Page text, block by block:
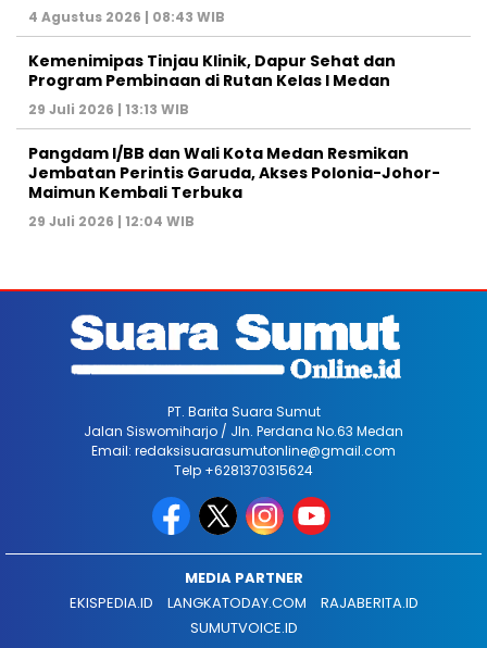
4 Agustus 2026 | 08:43 WIB
Kemenimipas Tinjau Klinik, Dapur Sehat dan
Program Pembinaan di Rutan Kelas I Medan
29 Juli 2026 | 13:13 WIB
Pangdam I/BB dan Wali Kota Medan Resmikan
Jembatan Perintis Garuda, Akses Polonia-Johor-
Maimun Kembali Terbuka
29 Juli 2026 | 12:04 WIB
PT. Barita Suara Sumut
Jalan Siswomiharjo / Jln. Perdana No.63 Medan
Email: redaksisuarasumutonline@gmail.com
Telp +6281370315624
MEDIA PARTNER
EKISPEDIA.ID
LANGKATODAY.COM
RAJABERITA.ID
SUMUTVOICE.ID